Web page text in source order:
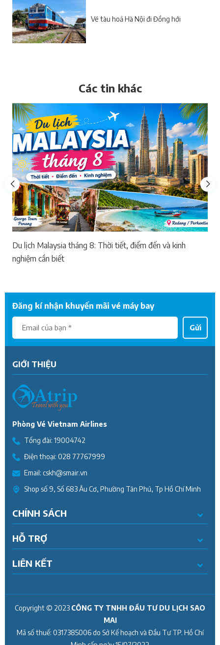
Vé tàu hoả Hà Nội đi Đồng hới
Các tin khác
Du lịch Malaysia tháng 8: Thời tiết, điểm đến và kinh
nghiệm cần biết
Đăng kí nhận khuyến mãi vé máy bay
Gửi
GIỚI THIỆU
Phòng Vé Vietnam Airlines
Tổng đài: 19004742
Điện thoại: 028 77767999
Email: cskh@smair.vn
Shop số 9, Số 683 Âu Cơ, Phường Tân Phú, Tp Hồ Chí Minh
CHÍNH SÁCH
HỖ TRỢ
LIÊN KẾT
Copyright © 2023 CÔNG TY TNHH ĐẦU TƯ DU LỊCH SAO
MAI
Mã số thuế: 0317385006do Sở Kế hoạch và Đầu Tư TP. Hồ Chí